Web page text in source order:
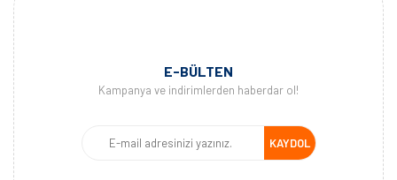
E-BÜLTEN
Kampanya ve indirimlerden haberdar ol!
KAYDOL